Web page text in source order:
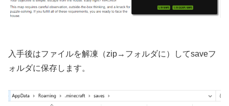
入手後はファイルを解凍（zip→フォルダに）してsaveフ
ォルダに保存します。